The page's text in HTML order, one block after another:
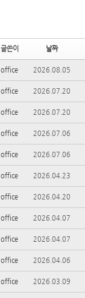
글쓴이 날짜
office 2026.08.05
office 2026.07.20
office 2026.07.20
office 2026.07.06
office 2026.07.06
office 2026.04.23
office 2026.04.20
office 2026.04.07
office 2026.04.07
office 2026.04.06
office 2026.03.09